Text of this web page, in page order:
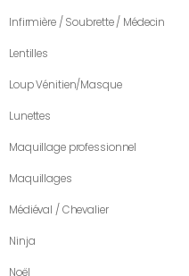
Infirmière / Soubrette / Médecin
Lentilles
Loup Vénitien/Masque
Lunettes
Maquillage professionnel
Maquillages
Médiéval / Chevalier
Ninja
Noël